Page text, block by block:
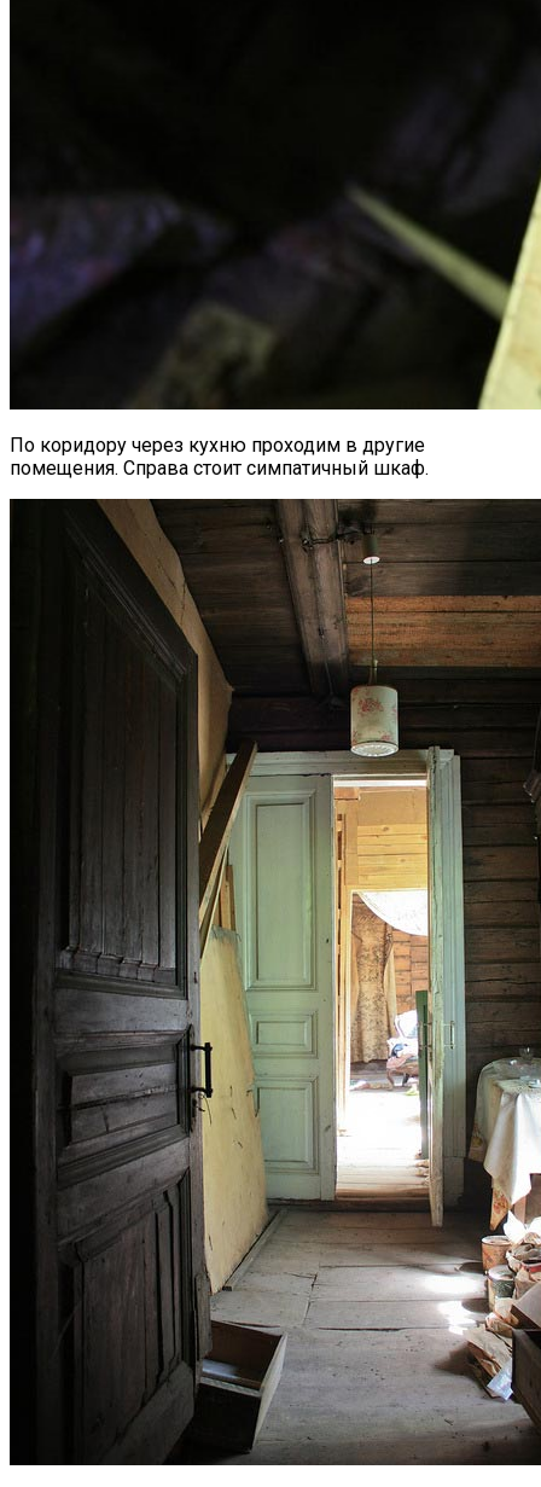
По коридору через кухню проходим в другие
помещения. Справа стоит симпатичный шкаф.